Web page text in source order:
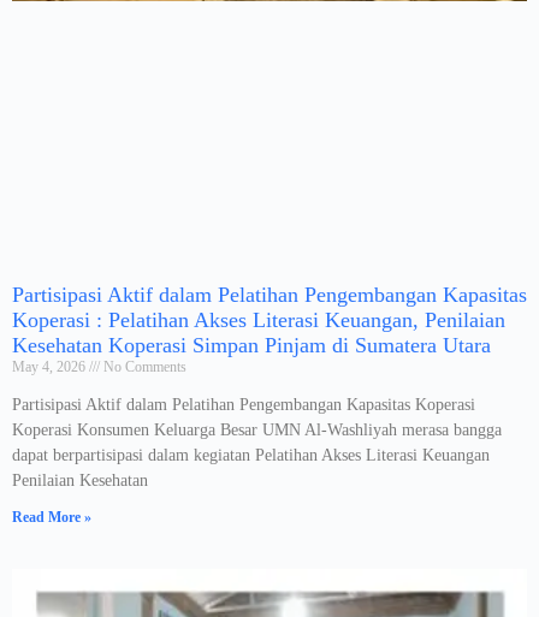
Partisipasi Aktif dalam Pelatihan Pengembangan Kapasitas
Koperasi : Pelatihan Akses Literasi Keuangan, Penilaian
Kesehatan Koperasi Simpan Pinjam di Sumatera Utara
May 4, 2026 No Comments
Partisipasi Aktif dalam Pelatihan Pengembangan Kapasitas Koperasi
Koperasi Konsumen Keluarga Besar UMN Al-Washliyah merasa bangga
dapat berpartisipasi dalam kegiatan Pelatihan Akses Literasi Keuangan
Penilaian Kesehatan
Read More »